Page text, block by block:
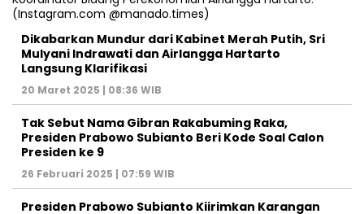
Dikabarkan Mundur dari Kabinet Merah Putih, Sri
Mulyani Indrawati dan Airlangga Hartarto
Langsung Klarifikasi
20 Maret 2025 | 08:36 WIB
Tak Sebut Nama Gibran Rakabuming Raka,
Presiden Prabowo Subianto Beri Kode Soal Calon
Presiden ke 9
26 Februari 2025 | 07:59 WIB
Presiden Prabowo Subianto Kiirimkan Karangan